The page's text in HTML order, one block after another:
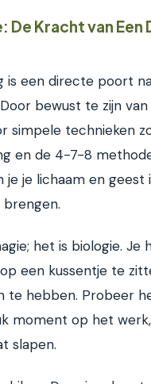
De Kracht van Een
is een directe poort
bewust te zijn
simpele technieken
en de 4-7-8
je je lichaam en geest
het is biologie. Je
een kussentje te
te hebben. Probeer
moment op het
slapen.